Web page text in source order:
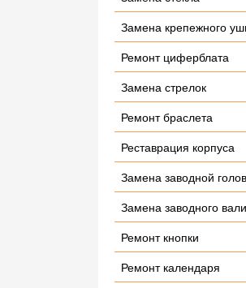
Замена крепежного
Ремонт циферблата
Замена стрелок
Ремонт браслета
Реставрация корпуса
Замена заводной
Замена заводного
Ремонт кнопки
Ремонт календаря